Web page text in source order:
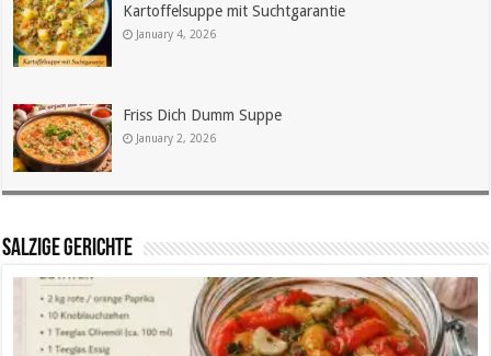
Kartoffelsuppe mit Suchtgarantie
January 4, 2026
Friss Dich Dumm Suppe
January 2, 2026
SALZIGE GERICHTE